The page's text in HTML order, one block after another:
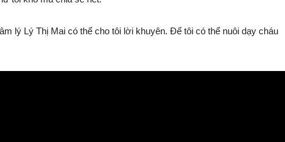
lý Lý Thị Mai có thể cho tôi lời khuyên. Để tôi có thể nuôi dạy cháu